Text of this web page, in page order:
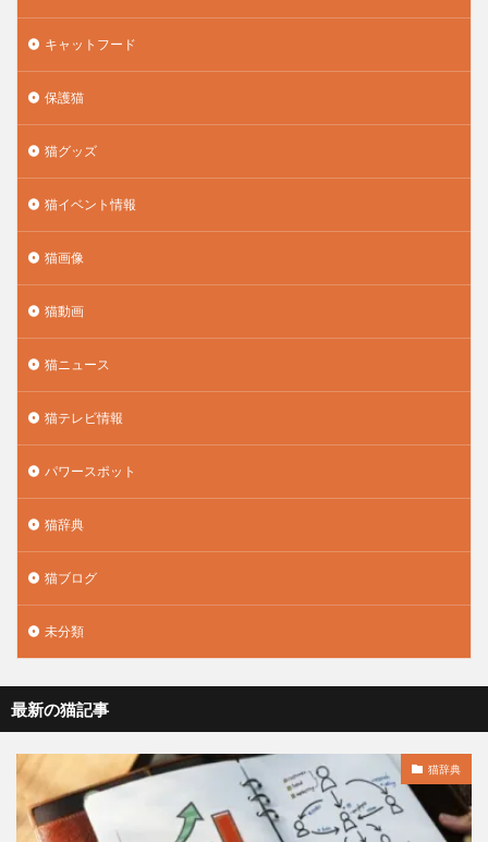
キャットフード
保護猫
猫グッズ
猫イベント情報
猫画像
猫動画
猫ニュース
猫テレビ情報
パワースポット
猫辞典
猫ブログ
未分類
最新の猫記事
猫辞典